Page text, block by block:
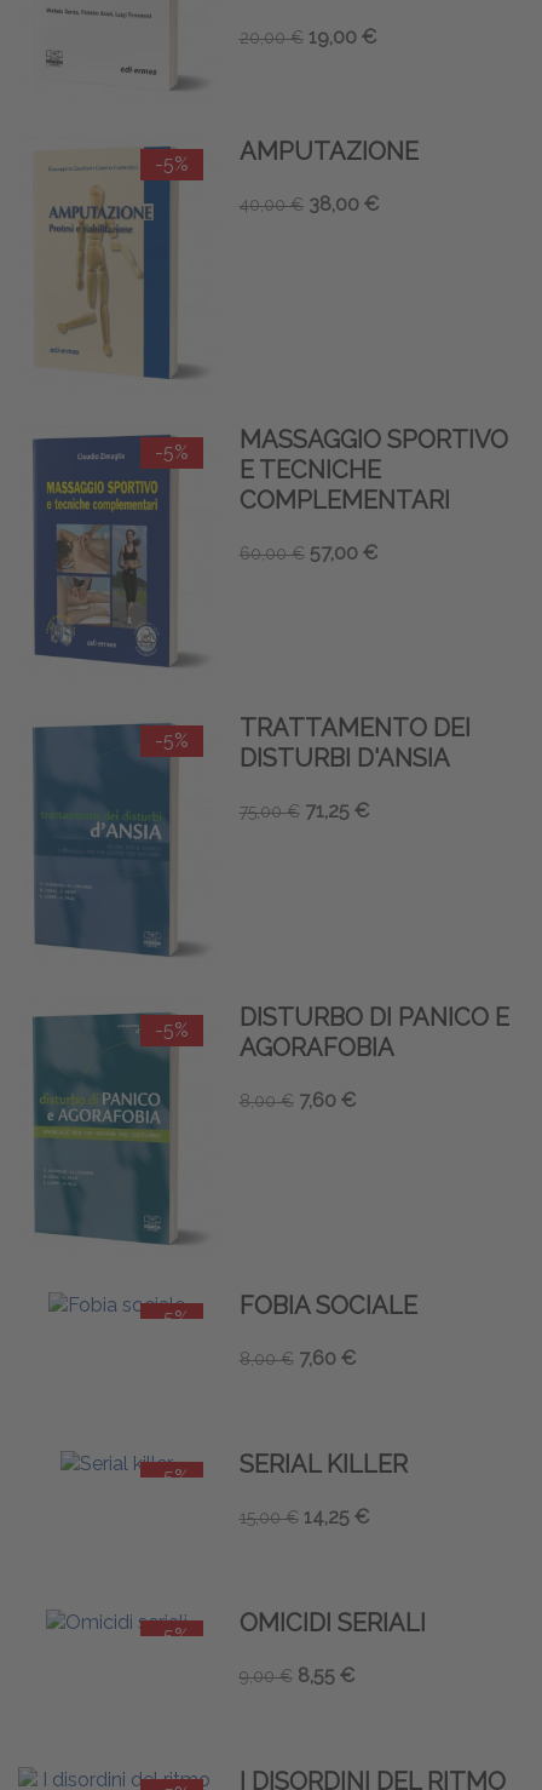
20,00 € 19,00 €
-5% AMPUTAZIONE
40,00 € 38,00 €
-5%
MASSAGGIO SPORTIVO
E TECNICHE
COMPLEMENTARI
60,00 € 57,00 €
-5%
TRATTAMENTO DEI
DISTURBI D'ANSIA
75,00 € 71,25 €
-5%
DISTURBO DI PANICO E
AGORAFOBIA
8,00 € 7,60 €
-5% FOBIA SOCIALE
8,00 € 7,60 €
-5% SERIAL KILLER
15,00 € 14,25 €
-5% OMICIDI SERIALI
9,00 € 8,55 €
I DISORDINI DEL RITMO